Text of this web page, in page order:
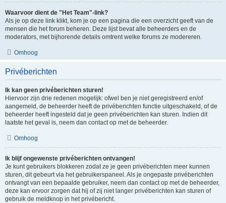
Waarvoor dient de "Het Team"-link?
Als je op deze link klikt, kom je op een pagina die een overzicht geeft van de
mensen die het forum beheren. Deze lijst bevat alle beheerders en de
moderators, met bijhorende details omtrent welke forums ze modereren.
Omhoog
Privéberichten
Ik kan geen privéberichten sturen!
Hiervoor zijn drie redenen mogelijk: ofwel ben je niet geregistreerd en/of
aangemeld, de beheerder heeft de privéberichten functie uitgeschakeld, of de
beheerder heeft ingesteld dat je geen privéberichten kan sturen. Indien dit
laatste het geval is, neem dan contact op met de beheerder.
Omhoog
Ik blijf ongewenste privéberichten ontvangen!
Je kunt gebruikers blokkeren zodat ze je geen privéberichten meer kunnen
sturen, dit gebeurt via het gebruikerspaneel. Als je ongepaste privéberichten
ontvangt van een bepaalde gebruiker, neem dan contact op met de beheerder,
deze kan ervoor zorgen dat hij of zij niet langer privéberichten kan sturen of
gebruik de meldknop in het privébericht.